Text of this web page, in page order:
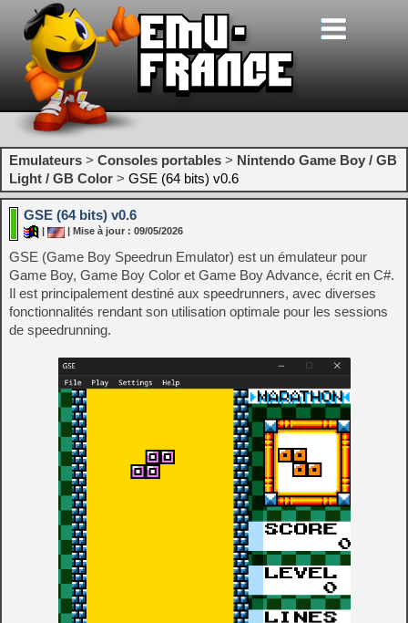
Emulateurs > Consoles portables > Nintendo Game Boy / GB
Light / GB Color > GSE (64 bits) v0.6
GSE (64 bits) v0.6
| Mise à jour : 09/05/2026
GSE (Game Boy Speedrun Emulator) est un émulateur pour
Game Boy, Game Boy Color et Game Boy Advance, écrit en C#.
Il est principalement destiné aux speedrunners, avec diverses
fonctionnalités rendant son utilisation optimale pour les sessions
de speedrunning.